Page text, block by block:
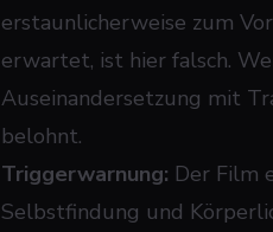
erstaunlicherweise zum
erwartet, ist hier falsch.
Auseinandersetzung mit
belohnt.
Triggerwarnung: Der Film
Selbstfindung und